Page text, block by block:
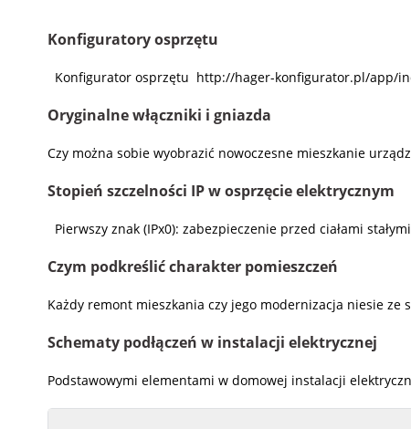
Konfiguratory osprzętu
Konfigurator osprzętu http://hager-konfigurator.pl/app/
Oryginalne włączniki i gniazda
Czy można sobie wyobrazić nowoczesne mieszkanie
Stopień szczelności IP w osprzęcie elektrycznym
Pierwszy znak (IPx0): zabezpieczenie przed ciałami
Czym podkreślić charakter pomieszczeń
Każdy remont mieszkania czy jego modernizacja niesie ze
Schematy podłączeń w instalacji elektrycznej
Podstawowymi elementami w domowej instalacji